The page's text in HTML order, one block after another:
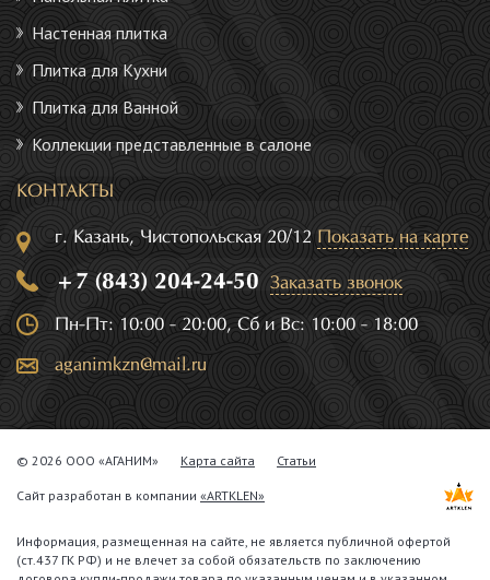
Настенная плитка
Плитка для Кухни
Плитка для Ванной
Коллекции представленные в салоне
КОНТАКТЫ
г. Казань, Чистопольская 20/12 Показать на карте
+7 (843) 204-24-50 Заказать звонок
Пн-Пт: 10:00 - 20:00, Сб и Вс: 10:00 - 18:00
aganimkzn@mail.ru
© 2026 ООО «АГАНИМ» Карта сайта Статьи
Сайт разработан в компании «ARTKLEN»
Информация, размещенная на сайте, не является публичной офертой
(ст.437 ГК РФ) и не влечет за собой обязательств по заключению